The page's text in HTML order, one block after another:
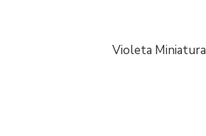
Violeta Miniatura